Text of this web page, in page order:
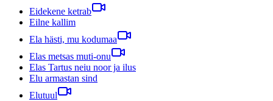
Eidekene ketrab
Eilne kallim
Ela hästi, mu kodumaa
Elas metsas muti-onu
Elas Tartus neiu noor ja ilus
Elu armastan sind
Elutuul